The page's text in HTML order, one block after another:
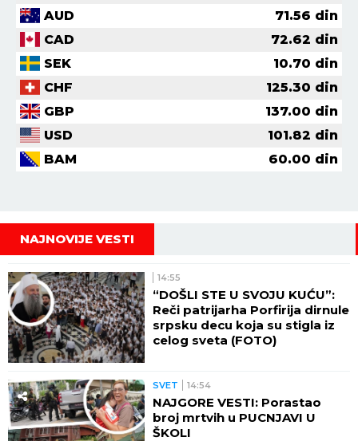
AUD
71.56 din
CAD
72.62 din
SEK
10.70 din
CHF
125.30 din
GBP
137.00 din
USD
101.82 din
BAM
60.00 din
NAJNOVIJE VESTI
14:55
“DOŠLI STE U SVOJU KUĆU”:
Reči patrijarha Porfirija dirnule
srpsku decu koja su stigla iz
celog sveta (FOTO)
SVET 14:54
NAJGORE VESTI: Porastao
broj mrtvih u PUCNJAVI U
ŠKOLI